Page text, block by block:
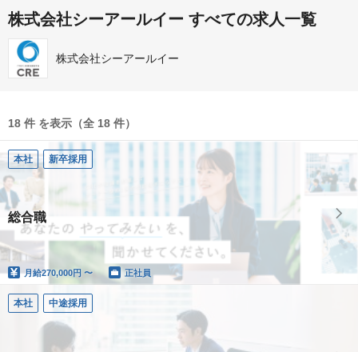
株式会社シーアールイー すべての求人一覧
株式会社シーアールイー
18 件 を表示（全 18 件）
本社 新卒採用
総合職
月給270,000円 〜 正社員
本社 中途採用